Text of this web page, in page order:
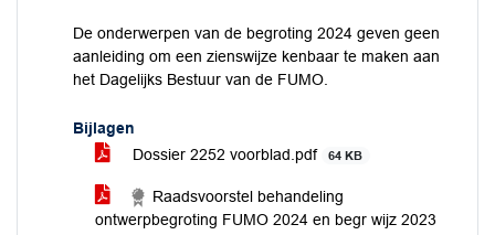
De onderwerpen van de begroting 2024 geven geen
aanleiding om een zienswijze kenbaar te maken aan
het Dagelijks Bestuur van de FUMO.
Bijlagen
Dossier 2252 voorblad.pdf
64 KB
Raadsvoorstel behandeling
ontwerpbegroting FUMO 2024 en begr wijz 2023